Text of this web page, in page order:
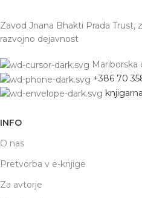
Zavod Jnana Bhakti Prada Trust,
razvojno dejavnost
Mariborska
+386 70
INFO
O nas
Pretvorba v e-knjige
Za avtorje